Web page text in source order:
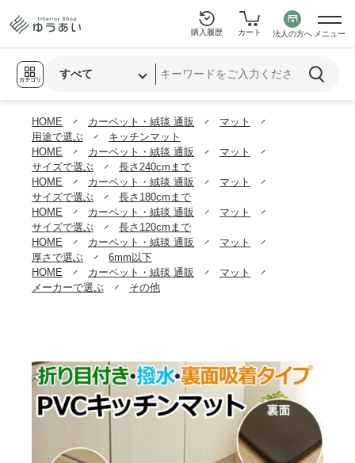
カテゴリ
購入履歴 カート 法人の方へ メニュー
HOME カーペット・絨毯 通販
マット
用途で選ぶ
キッチンマット
HOME
カーペット・絨毯 通販
マット
サイズで選ぶ
長さ240cmまで
HOME
カーペット・絨毯 通販
マット
サイズで選ぶ
長さ180cmまで
HOME
カーペット・絨毯 通販
マット
サイズで選ぶ
長さ120cmまで
HOME
カーペット・絨毯 通販
マット
厚さで選ぶ
6mm以下
HOME
カーペット・絨毯 通販
マット
メーカーで選ぶ
その他